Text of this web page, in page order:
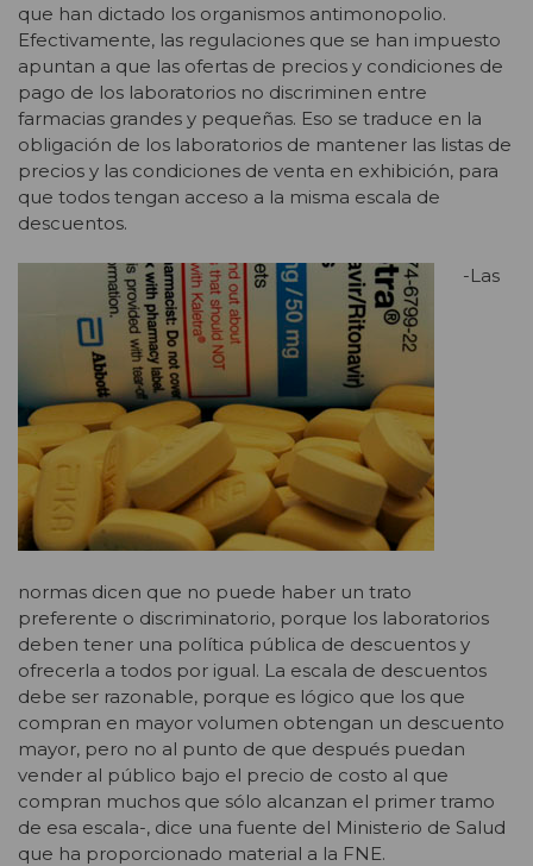
que han dictado los organismos antimonopolio.
Efectivamente, las regulaciones que se han impuesto
apuntan a que las ofertas de precios y condiciones de
pago de los laboratorios no discriminen entre
farmacias grandes y pequeñas. Eso se traduce en la
obligación de los laboratorios de mantener las listas de
precios y las condiciones de venta en exhibición, para
que todos tengan acceso a la misma escala de
descuentos.
-Las
normas dicen que no puede haber un trato
preferente o discriminatorio, porque los laboratorios
deben tener una política pública de descuentos y
ofrecerla a todos por igual. La escala de descuentos
debe ser razonable, porque es lógico que los que
compran en mayor volumen obtengan un descuento
mayor, pero no al punto de que después puedan
vender al público bajo el precio de costo al que
compran muchos que sólo alcanzan el primer tramo
de esa escala-, dice una fuente del Ministerio de Salud
que ha proporcionado material a la FNE.